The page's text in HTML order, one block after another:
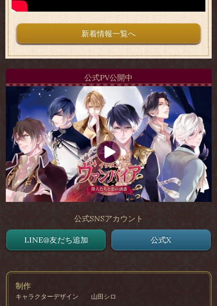
新着情報一覧へ
公式PV公開中
公式SNSアカウント
LINE@友だち追加 公式X
制作
キャラクターデザイン
山田シロ